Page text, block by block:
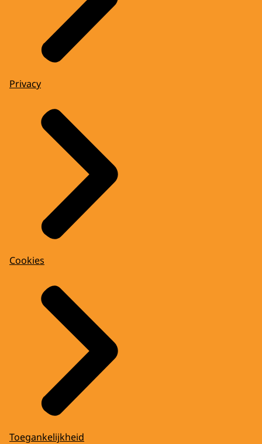
Privacy
Cookies
Toegankelijkheid